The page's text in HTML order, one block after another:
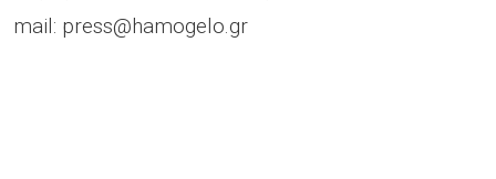
mail: press@hamogelo.gr